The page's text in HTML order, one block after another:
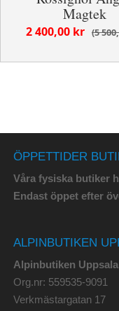
Magtek
5
2 400,00 kr
ÖPPETTIDER
Våra fysiska butiker
Endast öppet efter
ALPINBUTIKEN
Alpinbutiken
Org.nr: 559535-9091
Verkmästargatan 17